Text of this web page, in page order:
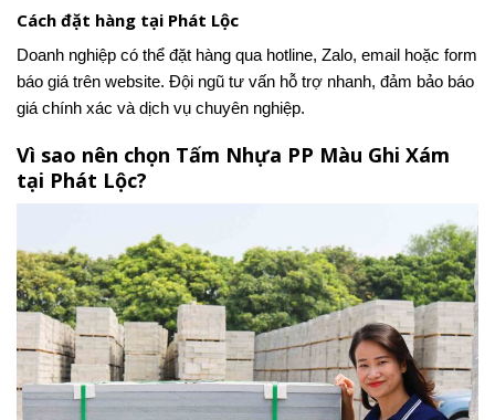
Cách đặt hàng tại Phát Lộc
Doanh nghiệp có thể đặt hàng qua hotline, Zalo, email hoặc form
báo giá trên website. Đội ngũ tư vấn hỗ trợ nhanh, đảm bảo báo
giá chính xác và dịch vụ chuyên nghiệp.
Vì sao nên chọn Tấm Nhựa PP Màu Ghi Xám
tại Phát Lộc?